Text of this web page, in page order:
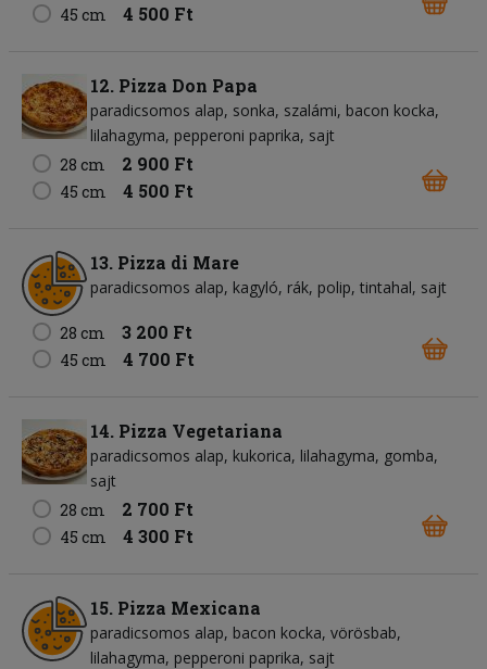
45 cm 4 500 Ft
12. Pizza Don Papa
paradicsomos alap sonka szalámi bacon kocka
lilahagyma pepperoni paprika sajt
28 cm
2 900 Ft
45 cm 4 500 Ft
13. Pizza di Mare
paradicsomos alap kagyló rák polip tintahal sajt
28 cm 3 200 Ft
45 cm 4 700 Ft
14. Pizza Vegetariana
paradicsomos alap kukorica lilahagyma gomba
sajt
28 cm
2 700 Ft
45 cm 4 300 Ft
15. Pizza Mexicana
paradicsomos alap bacon kocka vörösbab
lilahagyma pepperoni paprika sajt